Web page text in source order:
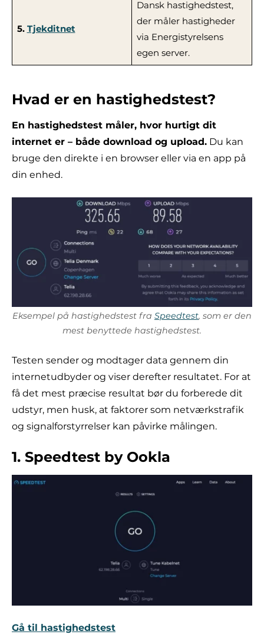
5. Tjekditnet
Dansk hastighedstest,
der måler hastigheder
via Energistyrelsens
egen server.
Hvad er en hastighedstest?
En hastighedstest måler, hvor hurtigt dit
internet er – både download og upload. Du kan
bruge den direkte i en browser eller via en app på
din enhed.
Eksempel på hastighedstest fra Speedtest, som er den
mest benyttede hastighedstest.
Testen sender og modtager data gennem din
internetudbyder og viser derefter resultatet. For at
få det mest præcise resultat bør du forberede dit
udstyr, men husk, at faktorer som netværkstrafik
og signalforstyrrelser kan påvirke målingen.
1. Speedtest by Ookla
Gå til hastighedstest